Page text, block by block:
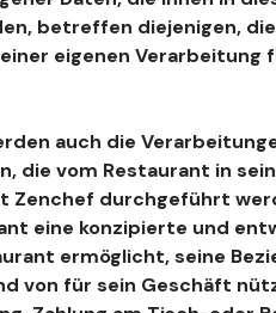
betreffen diejenigen,
eigenen Verarbeitung
auch die
die vom Restaurant in
Zenchef durchgeführt
eine konzipierte und
ermöglicht, seine
von für sein Geschäft